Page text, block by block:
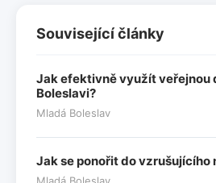
Související články
Jak efektivně využít veřejnou
Boleslavi?
Mladá Boleslav
Jak se ponořit do vzrušujícího
Mladá Boleslav